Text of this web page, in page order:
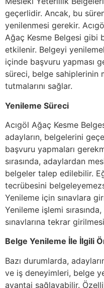
geçerlidir. Ancak, bu
yenilenmesi gerekir.
Ağaç Kesme Belgesi gibi
etkilenir. Belgeyi
içinde başvuru yapması
süreci, belge sahiplerinin
tutmalarını sağlar.
Yenileme Süreci
Acıgöl Ağaç Kesme
adayların, belgelerini
başvuru yapmaları
sırasında, adaylardan
belgeler talep edilebilir.
tecrübesini
Yenileme için sınavlara
Yenileme işlemi
sınavlarına tekrar
Belge Yenileme İle İlgili
Bazı durumlarda,
ve iş deneyimleri, belge
avantaj sağlayabilir.